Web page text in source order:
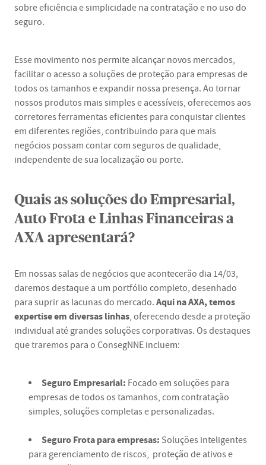
sobre eficiência e simplicidade na contratação e no uso do
seguro.
Esse movimento nos permite alcançar novos mercados,
facilitar o acesso a soluções de proteção para empresas de
todos os tamanhos e expandir nossa presença. Ao tornar
nossos produtos mais simples e acessíveis, oferecemos aos
corretores ferramentas eficientes para conquistar clientes
em diferentes regiões, contribuindo para que mais
negócios possam contar com seguros de qualidade,
independente de sua localização ou porte.
Quais as soluções do Empresarial,
Auto Frota e Linhas Financeiras a
AXA apresentará?
Em nossas salas de negócios que acontecerão dia 14/03,
daremos destaque a um portfólio completo, desenhado
para suprir as lacunas do mercado. Aqui na AXA, temos
expertise em diversas linhas, oferecendo desde a proteção
individual até grandes soluções corporativas. Os destaques
que traremos para o ConsegNNE incluem:
Seguro Empresarial: Focado em soluções para
empresas de todos os tamanhos, com contratação
simples, soluções completas e personalizadas.
Seguro Frota para empresas: Soluções inteligentes
para gerenciamento de riscos, proteção de ativos e